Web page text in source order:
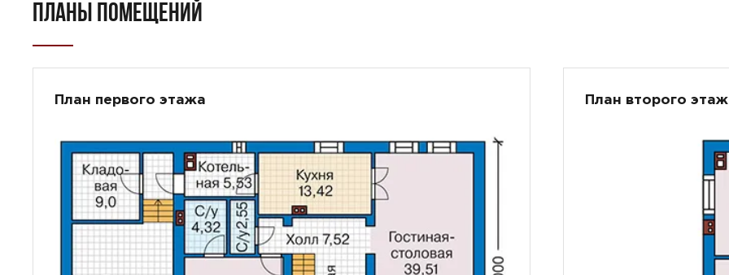
ПЛАНЫ ПОМЕЩЕНИЙ
План первого этажа План второго